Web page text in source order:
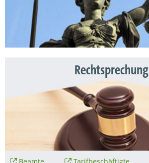
Rechtsprechung